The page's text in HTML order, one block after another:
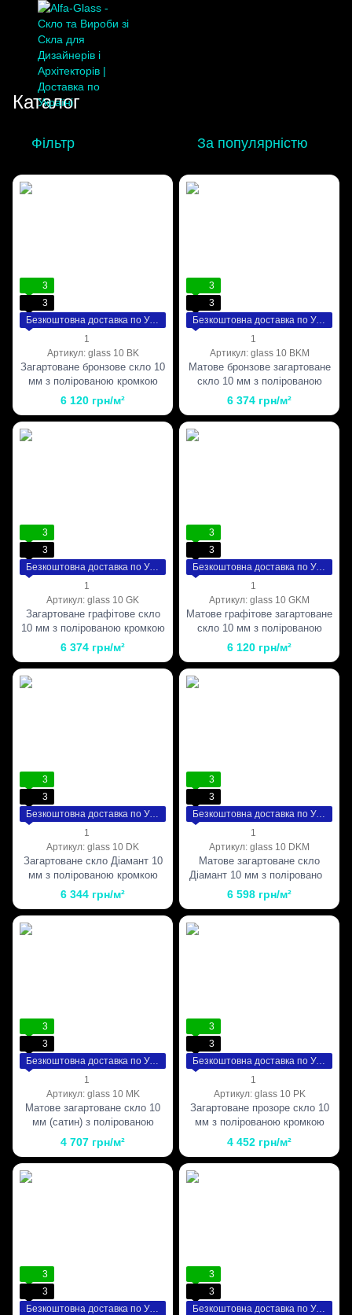
Каталог
Фільтр За популярністю
3
3
Безкоштовна доставка по Україні
1
Артикул: glass 10 BK
Загартоване бронзове скло 10
мм з полірованою кромкою
6 120 грн/м²
3
3
Безкоштовна доставка по Україні
1
Артикул: glass 10 BKM
Матове бронзове загартоване
скло 10 мм з полірованою
кромкою
6 374 грн/м²
3
3
Безкоштовна доставка по Україні
1
Артикул: glass 10 GK
Загартоване графітове скло
10 мм з полірованою кромкою
6 374 грн/м²
3
3
Безкоштовна доставка по Україні
1
Артикул: glass 10 GKM
Матове графітове загартоване
скло 10 мм з полірованою
кромкою
6 120 грн/м²
3
3
Безкоштовна доставка по Україні
1
Артикул: glass 10 DK
Загартоване скло Діамант 10
мм з полірованою кромкою
6 344 грн/м²
3
3
Безкоштовна доставка по Україні
1
Артикул: glass 10 DKM
Матове загартоване скло
Діамант 10 мм з полірованою
кромкою
6 598 грн/м²
3
3
Безкоштовна доставка по Україні
1
Артикул: glass 10 MK
Матове загартоване скло 10
мм (сатин) з полірованою
кромкою
4 707 грн/м²
3
3
Безкоштовна доставка по Україні
1
Артикул: glass 10 PK
Загартоване прозоре скло 10
мм з полірованою кромкою
4 452 грн/м²
3
3
Безкоштовна доставка по Україні
3
3
Безкоштовна доставка по Україні